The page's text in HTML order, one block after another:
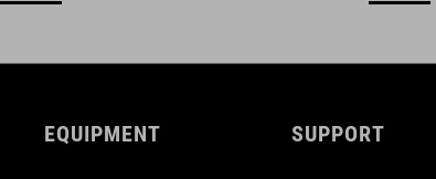
EQUIPMENT SUPPORT